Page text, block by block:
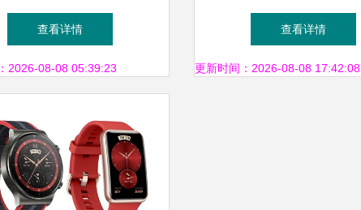
守护与智慧之选
查看详情
2026-08-08 05:39:23
与效率伙伴
查看详情
更新时间：2026-08-08 17:42:08